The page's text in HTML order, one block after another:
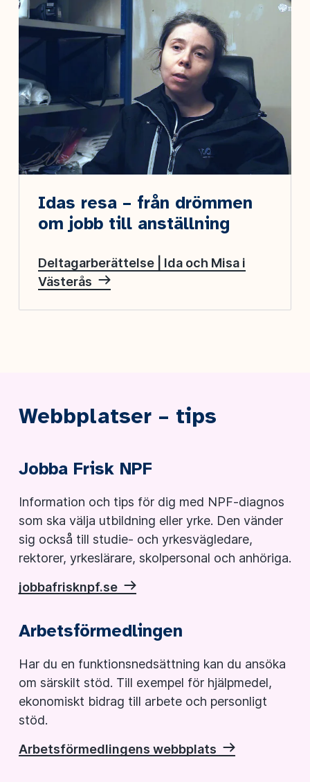
Idas resa – från drömmen
om jobb till anställning
Deltagarberättelse | Ida och Misa i
Västerås
Webbplatser – tips
Jobba Frisk NPF
Information och tips för dig med NPF-diagnos
som ska välja utbildning eller yrke. Den vänder
sig också till studie- och yrkesvägledare,
rektorer, yrkeslärare, skolpersonal och anhöriga.
jobbafrisknpf.se
Arbetsförmedlingen
Har du en funktionsnedsättning kan du ansöka
om särskilt stöd. Till exempel för hjälpmedel,
ekonomiskt bidrag till arbete och personligt
stöd.
Arbetsförmedlingens webbplats